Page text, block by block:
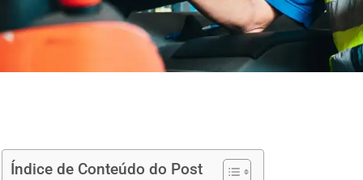
Índice de Conteúdo do Post